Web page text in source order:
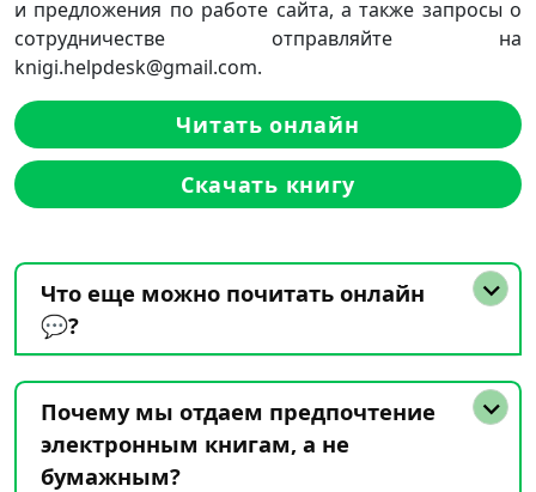
и предложения по работе сайта, а также запросы о
сотрудничестве отправляйте на
knigi.helpdesk@gmail.com.
Читать онлайн
Скачать книгу
Что еще можно почитать онлайн
💬?
Почему мы отдаем предпочтение
электронным книгам, а не
бумажным?